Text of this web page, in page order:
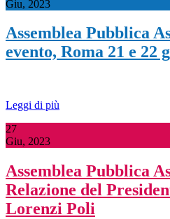
Giu, 2023
Assemblea Pubblica
evento, Roma 21 e 22
Leggi di più
27
Giu, 2023
Assemblea Pubblica
Relazione del
Lorenzi Poli